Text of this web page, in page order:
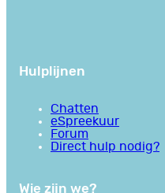
Hulplijnen
Chatten
eSpreekuur
Forum
Direct hulp nodig?
Wie zijn we?